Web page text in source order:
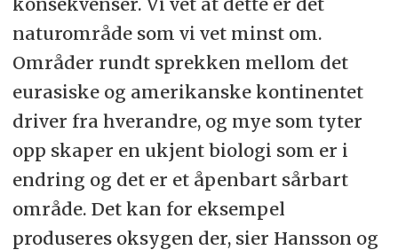
naturområde som vi vet minst om.
Områder rundt sprekken mellom det
eurasiske og amerikanske kontinentet
driver fra hverandre, og mye som tyter
opp skaper en ukjent biologi som er i
endring og det er et åpenbart sårbart
område. Det kan for eksempel
produseres oksygen der, sier Hansson og